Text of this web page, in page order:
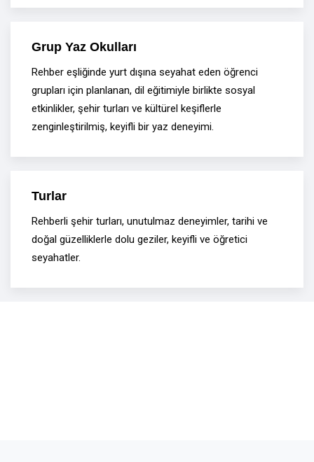
Grup Yaz Okulları
Rehber eşliğinde yurt dışına seyahat eden öğrenci
grupları için planlanan, dil eğitimiyle birlikte sosyal
etkinlikler, şehir turları ve kültürel keşiflerle
zenginleştirilmiş, keyifli bir yaz deneyimi.
Turlar
Rehberli şehir turları, unutulmaz deneyimler, tarihi ve
doğal güzelliklerle dolu geziler, keyifli ve öğretici
seyahatler.